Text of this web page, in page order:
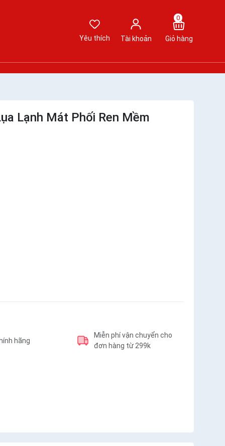
Yêu thích Tài khoản
0
Giỏ hàng
Lạnh Mát Phối Ren Mềm
hãng
Miễn phí vận chuyển cho
đơn hàng từ 299k